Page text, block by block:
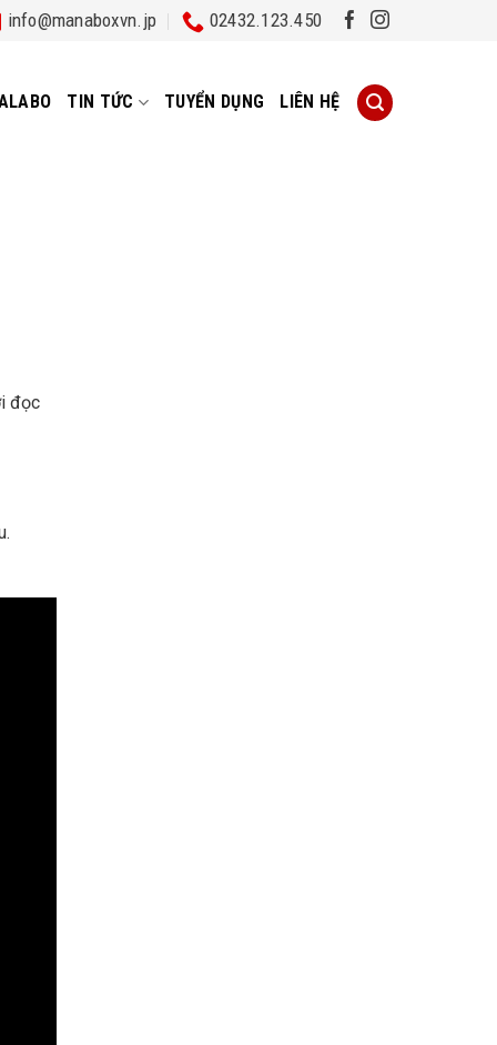
info@manaboxvn.jp 02432.123.450
TIN TỨC TUYỂN DỤNG LIÊN HỆ
đọc